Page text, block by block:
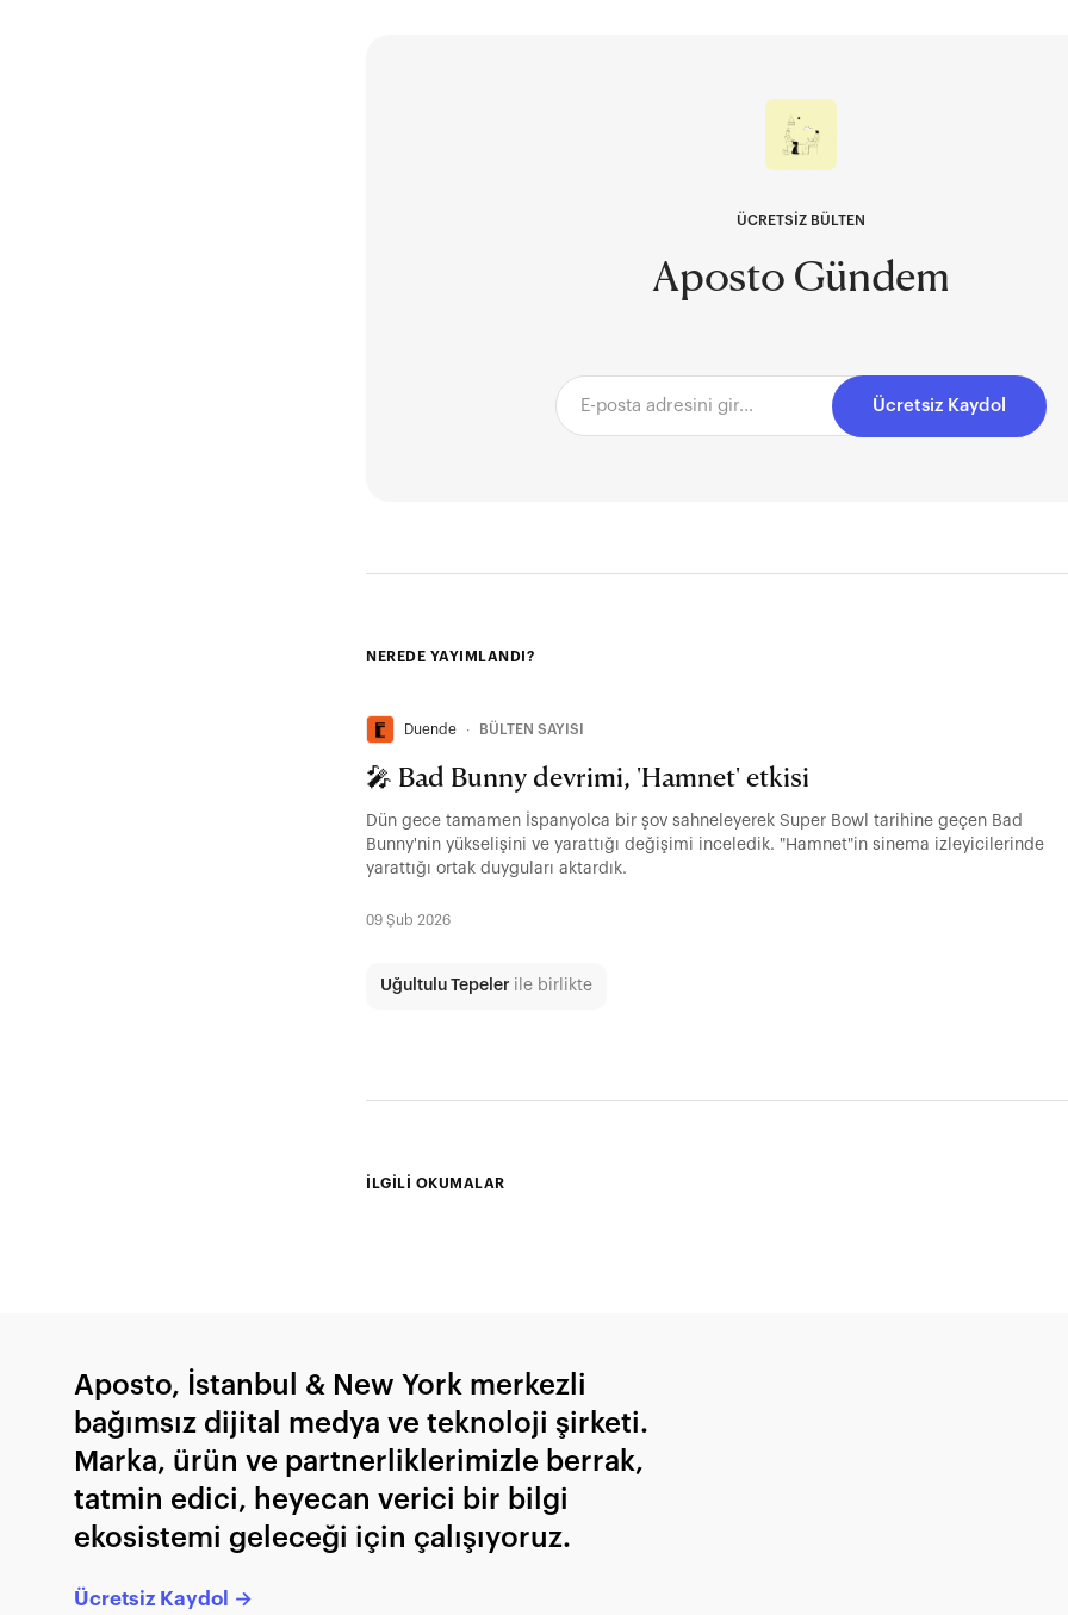
ÜCRETSİZ BÜLTEN
Aposto Gündem
Ücretsiz Kaydol
NEREDE YAYIMLANDI?
Duende ∙ BÜLTEN SAYISI
🎤 Bad Bunny devrimi, 'Hamnet' etkisi
Dün gece tamamen İspanyolca bir şov sahneleyerek Super Bowl tarihine geçen Bad
Bunny'nin yükselişini ve yarattığı değişimi inceledik. "Hamnet"in sinema izleyicilerinde
yarattığı ortak duyguları aktardık.
09 Şub 2026
Uğultulu Tepeler ile birlikte
İLGİLİ OKUMALAR
Aposto, İstanbul & New York merkezli
bağımsız dijital medya ve teknoloji şirketi.
Marka, ürün ve partnerliklerimizle berrak,
tatmin edici, heyecan verici bir bilgi
ekosistemi geleceği için çalışıyoruz.
Ücretsiz Kaydol →